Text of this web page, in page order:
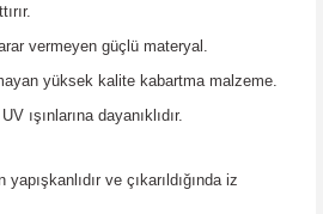
vermeyen güçlü materyal.
yüksek kalite kabartma malzeme.
ışınlarına dayanıklıdır.
ve çıkarıldığında iz